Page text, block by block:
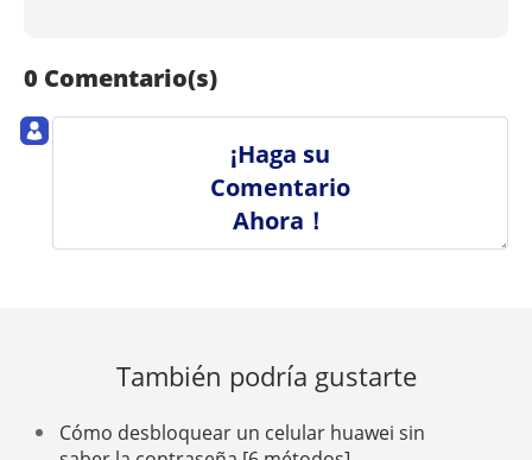
0 Comentario(s)
¡Haga su
Comentario
Ahora！
También podría gustarte
Cómo desbloquear un celular huawei sin